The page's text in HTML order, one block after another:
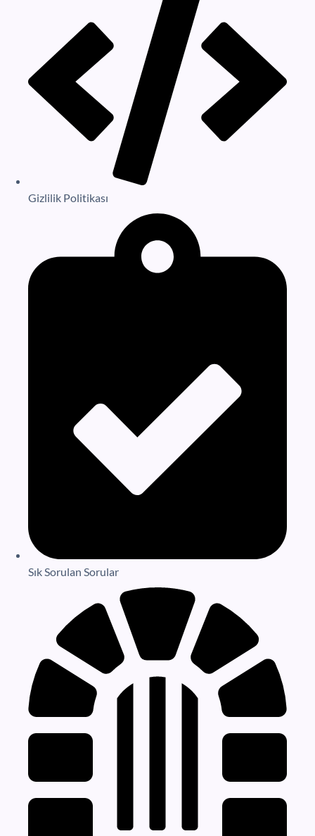
Gizlilik Politikası
Sık Sorulan Sorular